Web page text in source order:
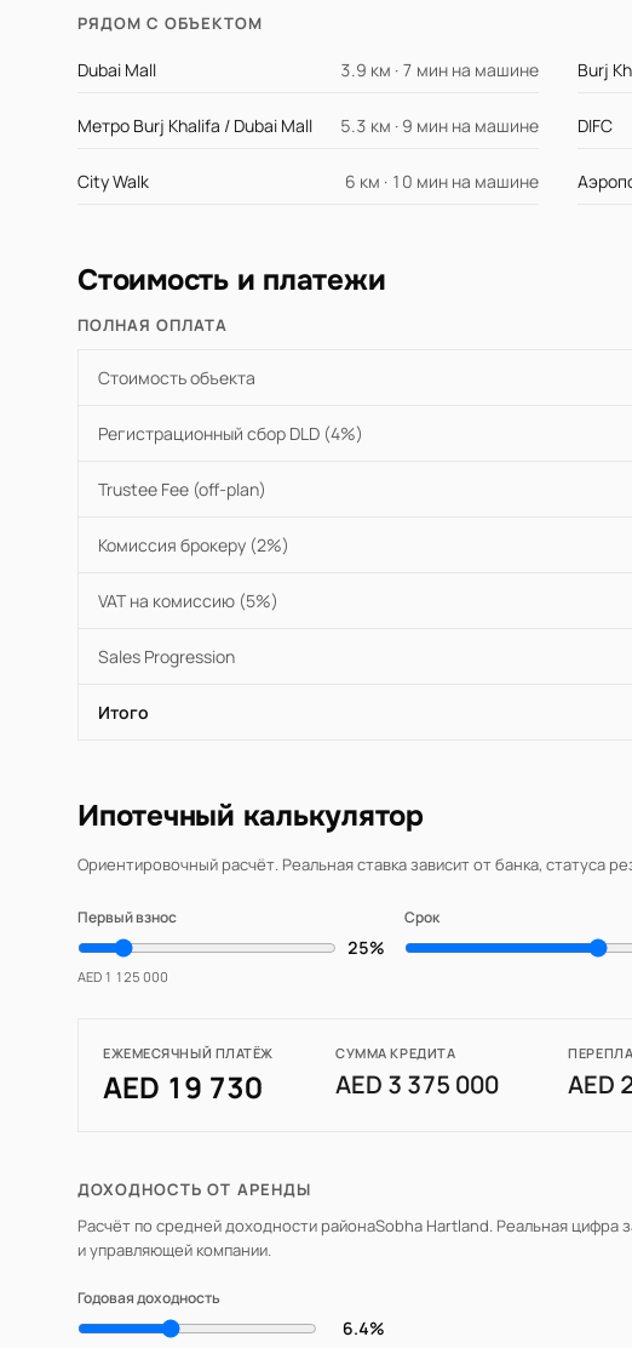
РЯДОМ С ОБЪЕКТОМ
Dubai Mall 3.9 км · 7 мин на машине Burj
Метро Burj Khalifa / Dubai Mall 5.3 км · 9 мин на машине DIFC
City Walk 6 км · 10 мин на машине
Стоимость и платежи
ПОЛНАЯ ОПЛАТА
Стоимость объекта
Регистрационный сбор DLD (4%)
Trustee Fee (off-plan)
Комиссия брокеру (2%)
VAT на комиссию (5%)
Sales Progression
Итого
Ипотечный калькулятор
Ориентировочный расчёт. Реальная ставка зависит от банка, статуса
Первый взнос
25%
AED 1 125 000
Срок
ЕЖЕМЕСЯЧНЫЙ ПЛАТЁЖ
AED 19 730
СУММА КРЕДИТА
AED 3 375 000 AED
ДОХОДНОСТЬ ОТ АРЕНДЫ
Расчёт по средней доходности районаSobha Hartland. Реальная цифра
и управляющей компании.
Годовая доходность
6.4%